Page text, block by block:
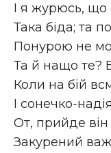
І я журюсь,
Така біда; та
Понурою не
Та й нащо те?
Коли на бій
І сонечко-
От, прийде
Закурений